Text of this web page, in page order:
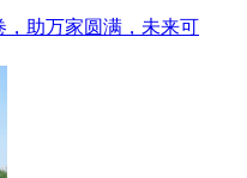
助万家圆满，未来可